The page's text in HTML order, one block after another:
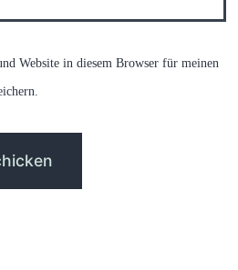
Website in diesem Browser für meinen